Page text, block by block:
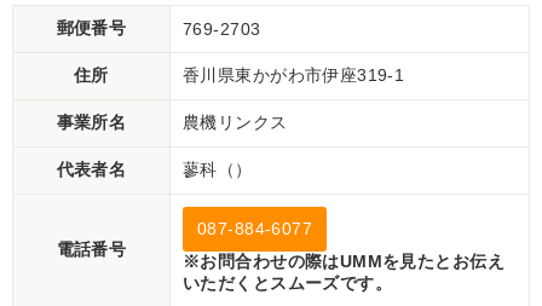
郵便番号 769-2703
住所 香川県東かがわ市伊座319-1
事業所名 農機リンクス
代表者名 蓼科（）
電話番号
087-884-6077
※お問合わせの際はUMMを見たとお伝え
いただくとスムーズです。